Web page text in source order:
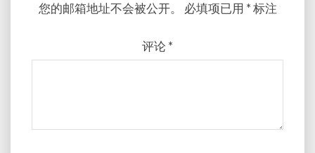
您的邮箱地址不会被公开。 必填项已用 *标注
评论 *